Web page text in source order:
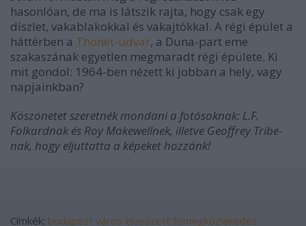
hasonlóan, de ma is látszik rajta, hogy csak egy
díszlet, vakablakokkal és vakajtókkal. A régi épület a
háttérben a Thonet-udvar, a Duna-part eme
szakaszának egyetlen megmaradt régi épülete. Ki
mit gondol: 1964-ben nézett ki jobban a hely, vagy
napjainkban?
Köszönetet szeretnék mondani a fotósoknak: L.F.
Folkardnak és Roy Makewellnek, illetve Geoffrey Tribe-
nak, hogy eljuttatta a képeket hozzánk!
Címkék: budapest város elveszett tömegközlekedés